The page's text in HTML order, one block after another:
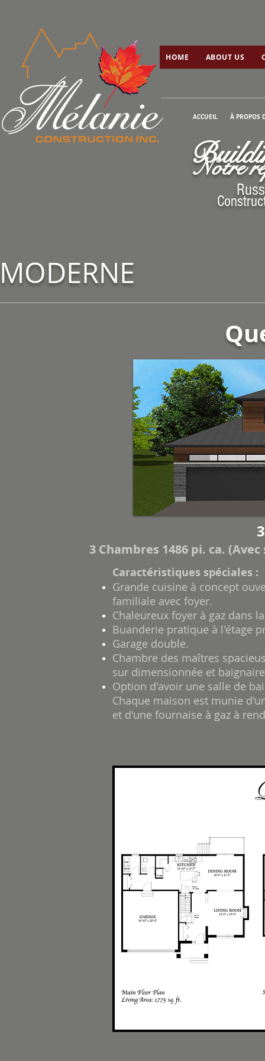
HOME ABOUT US
HOME ABOUT US
ACCUEIL À PROPOS
Notre
MODERNE
3 Chambres 1486 pi. ca.
Caractéristiques spéciales :
Grande cuisine à concept
familiale avec foyer.
Chaleureux foyer à gaz dans
Buanderie pratique à l'étage
Garage double.
Chambre des maîtres
sur dimensionnée et
Option d'avoir une salle de
Chaque maison est munie
et d'une fournaise à gaz à